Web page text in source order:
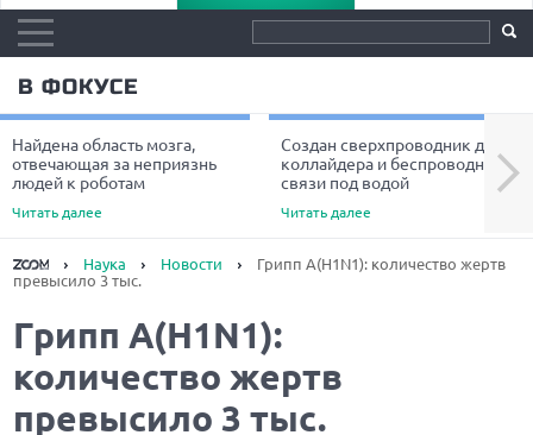
В ФОКУСЕ
Найдена область мозга,
отвечающая за неприязнь
людей к роботам
Читать далее
Создан сверхпроводник для
коллайдера и беспроводной
связи под водой
Читать далее
Next
Наука Новости
Грипп А(H1N1): количество жертв
превысило 3 тыс.
Грипп А(H1N1):
количество жертв
превысило 3 тыс.